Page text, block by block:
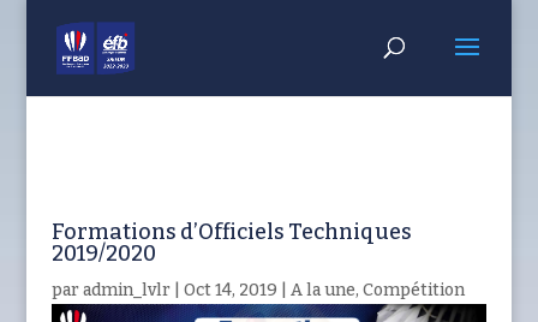
Formations d’Officiels Techniques
2019/2020
paradmin_lvlr| Oct 14, 2019 A la une, Compétition